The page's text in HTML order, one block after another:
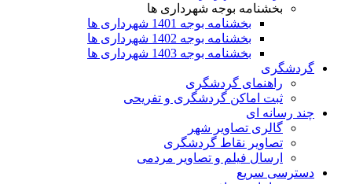
بخشنامه بوجه شهرداری ها
بخشنامه بوجه 1401 شهرداری ها
بخشنامه بوجه 1402 شهرداری ها
بخشنامه بوجه 1403 شهرداری ها
گردشگری
راهنمای گردشگری
ثبت اماکن گردشگری و تفریحی
چند رسانه ای
گالری تصاویر شهر
تصاویر نقاط گردشگری
ارسال فیلم و تصاویر مردمی
دسترسی سریع